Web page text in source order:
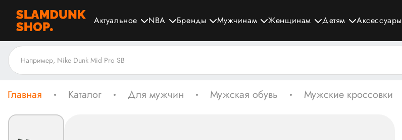
Актуальное NBA Бренды Мужчинам Женщинам Детям Аксессуары
Главная Каталог Для мужчин Мужская обувь Мужские кроссовки